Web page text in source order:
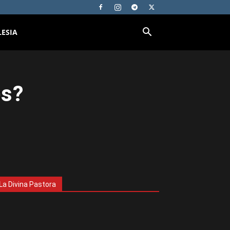
La Divina Pastora